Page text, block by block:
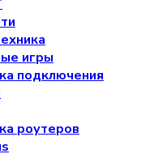
игры
подключения
роутеров